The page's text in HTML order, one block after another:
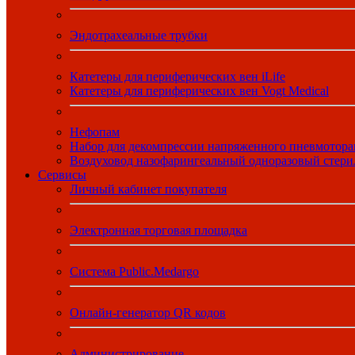
Эндотрахеальные трубки
Катетеры для периферических вен iLife
Катетеры для периферических вен Vogt Medical
Нефопам
Набор для декомпрессии напряженного
Воздуховод назофарингеальный одноразовый
Сервисы
Личный кабинет покупателя
Электронная торговая площадка
Система Public.Medargo
Онлайн-генератор QR кодов